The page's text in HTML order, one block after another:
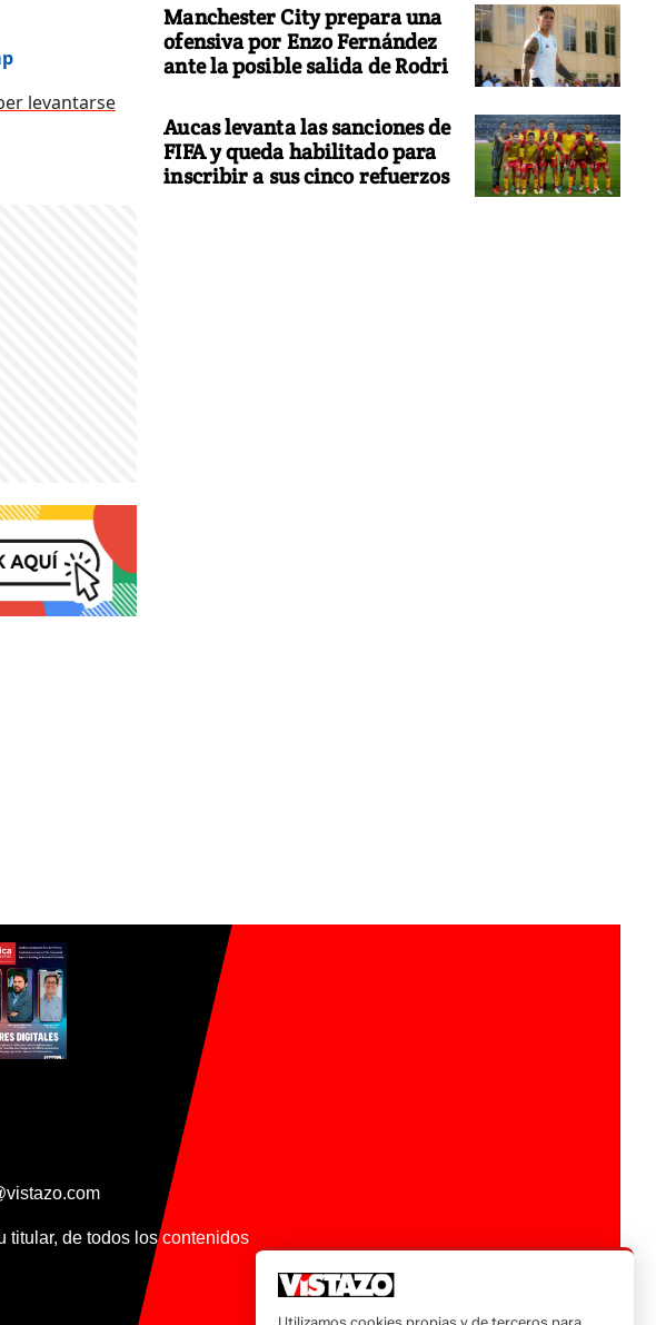
levantarse
Manchester City prepara una
ofensiva por Enzo Fernández
ante la posible salida de Rodri
Aucas levanta las sanciones de
FIFA y queda habilitado para
inscribir a sus cinco refuerzos
titular, de todos los contenidos